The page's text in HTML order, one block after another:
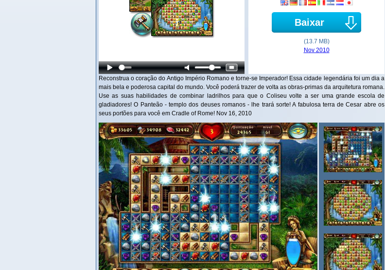
Baixar
(13.7 MB)
Nov 2010
Reconstrua o coração do Antigo Império Romano e torne-se Imperador! Essa cidade legendária foi um dia a
mais bela e poderosa capital do mundo. Você poderá trazer de volta as obras-primas da arquitetura romana.
Use as suas habilidades de combinar ladrilhos para que o Coliseu volte a ser uma grande escola de
gladiadores! O Panteão - templo dos deuses romanos - lhe trará sorte! A fabulosa terra de Cesar abre os
seus portões para você em Cradle of Rome! Nov 16, 2010